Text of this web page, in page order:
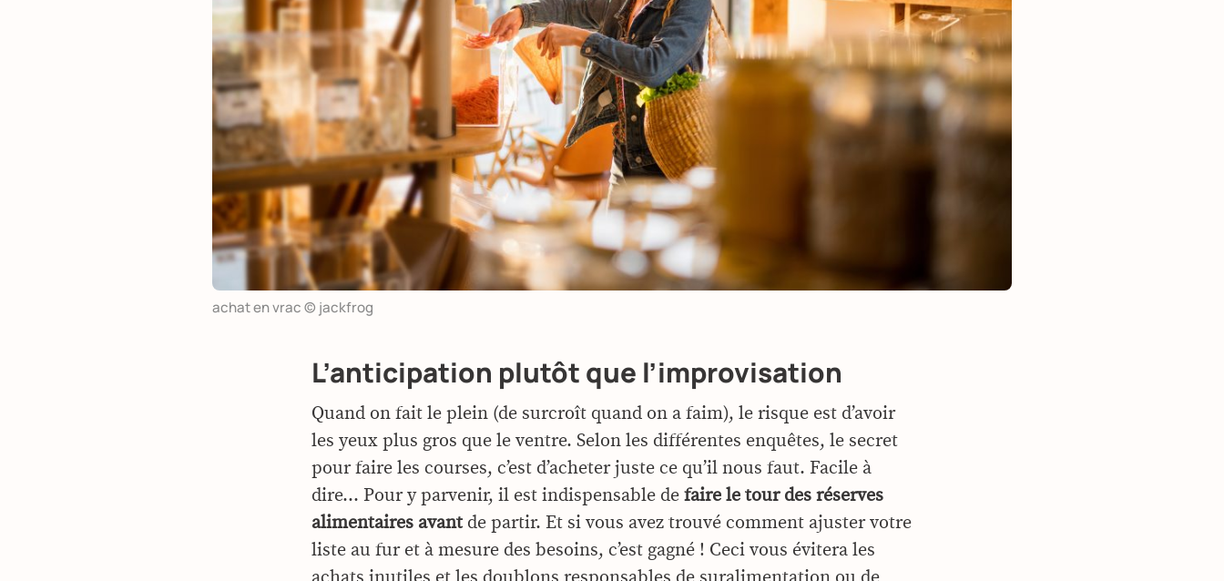
achat en vrac © jackfrog
L’anticipation plutôt que l’improvisation
Quand on fait le plein (de surcroît quand on a faim), le risque est d’avoir
les yeux plus gros que le ventre. Selon les différentes enquêtes, le secret
pour faire les courses, c’est d’acheter juste ce qu’il nous faut. Facile à
dire… Pour y parvenir, il est indispensable de faire le tour des réserves
alimentaires avantde partir. Et si vous avez trouvé comment ajuster votre
liste au fur et à mesure des besoins, c’est gagné ! Ceci vous évitera les